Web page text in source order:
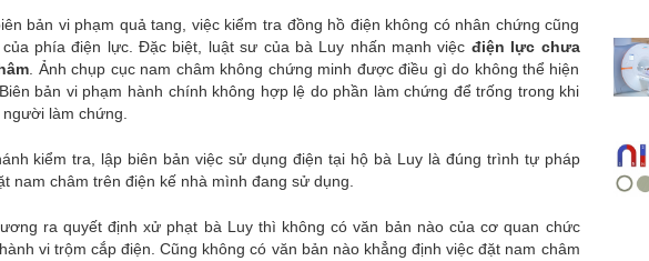
bản vi phạm quả tang, việc kiểm tra đồng hồ điện không có nhân chứng cũng
phía điện lực. Đặc biệt, luật sư của bà Luy nhấn mạnh việc điện lực chưa
. Ảnh chụp cục nam châm không chứng minh được điều gì do không thể hiện
bản vi phạm hành chính không hợp lệ do phần làm chứng để trống trong khi
làm chứng.
kiểm tra, lập biên bản việc sử dụng điện tại hộ bà Luy là đúng trình tự pháp
nam châm trên điện kế nhà mình đang sử dụng.
ra quyết định xử phạt bà Luy thì không có văn bản nào của cơ quan chức
vi trộm cắp điện. Cũng không có văn bản nào khẳng định việc đặt nam châm